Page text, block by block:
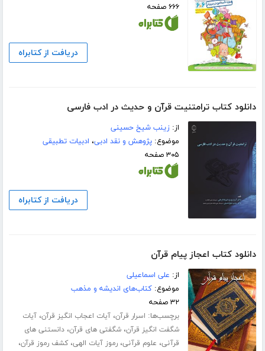
۶۶۶ صفحه
دریافت از کتابراه
دانلود کتاب ترامتنیت قرآن و حدیث در ادب فارسی
از:زینب شیخ حسینی
موضوع:پژوهش و نقد ادبی، ادبیات تطبیقی
۳۰۵ صفحه
دریافت از کتابراه
دانلود کتاب اعجاز پیام قرآن
از: علی اسماعیلی
موضوع:کتاب‌های اندیشه و مذهب
۳۲ صفحه
برچسب‌ها: اسرار قرآن،آیات اعجاب انگیز قرآن،آیات
شگفت انگیز قرآن،شگفتی های قرآن،دانستنی های
قرآنی، علوم قرآنی،رموز آیات الهی،کشف رموز قرآن،